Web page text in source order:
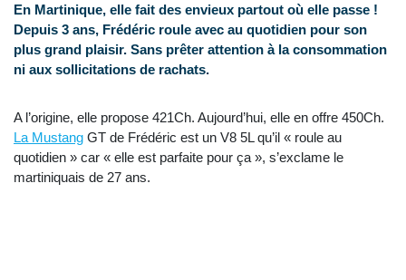
En Martinique, elle fait des envieux partout où elle passe !
Depuis 3 ans, Frédéric roule avec au quotidien pour son
plus grand plaisir. Sans prêter attention à la consommation
ni aux sollicitations de rachats.
A l’origine, elle propose 421Ch. Aujourd’hui, elle en offre 450Ch.
La Mustang GT de Frédéric est un V8 5L qu’il « roule au
quotidien » car « elle est parfaite pour ça », s’exclame le
martiniquais de 27 ans.